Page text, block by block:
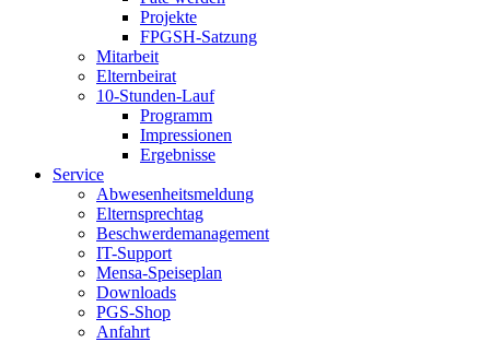
Projekte
FPGSH-Satzung
Mitarbeit
Elternbeirat
10-Stunden-Lauf
Programm
Impressionen
Ergebnisse
Service
Abwesenheitsmeldung
Elternsprechtag
Beschwerdemanagement
IT-Support
Mensa-Speiseplan
Downloads
PGS-Shop
Anfahrt